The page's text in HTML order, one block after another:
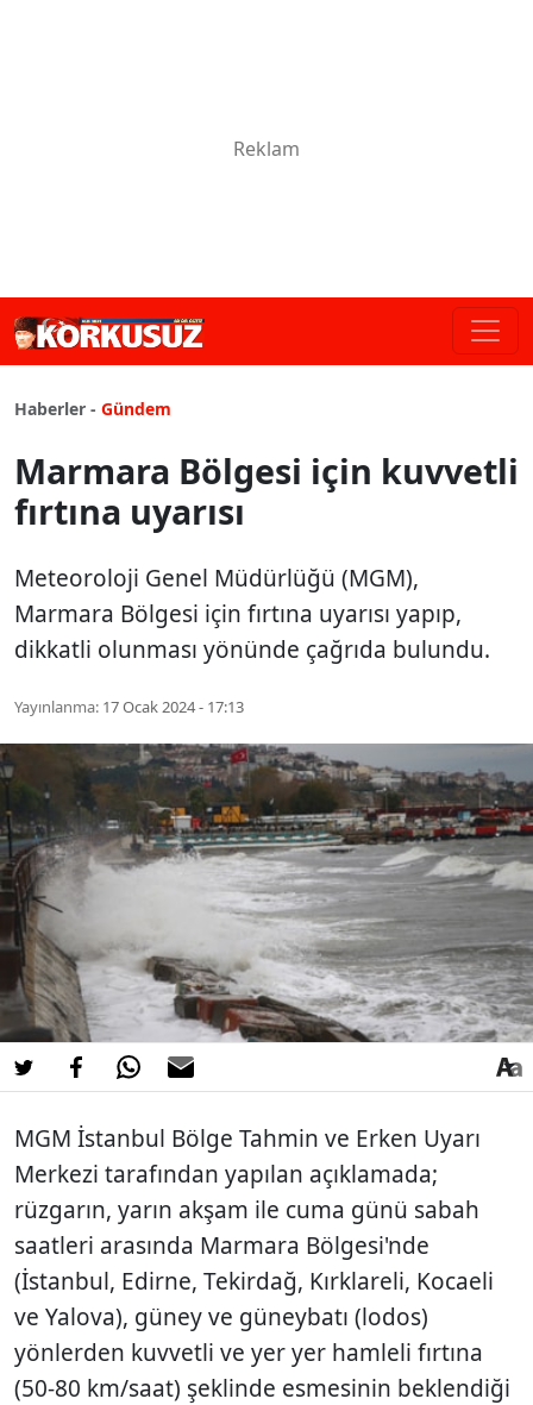
Haberler - Gündem
Marmara Bölgesi için kuvvetli
fırtına uyarısı
Meteoroloji Genel Müdürlüğü (MGM),
Marmara Bölgesi için fırtına uyarısı yapıp,
dikkatli olunması yönünde çağrıda bulundu.
Yayınlanma: 17 Ocak 2024 - 17:13
MGM İstanbul Bölge Tahmin ve Erken Uyarı
Merkezi tarafından yapılan açıklamada;
rüzgarın, yarın akşam ile cuma günü sabah
saatleri arasında Marmara Bölgesi'nde
(İstanbul, Edirne, Tekirdağ, Kırklareli, Kocaeli
ve Yalova), güney ve güneybatı (lodos)
yönlerden kuvvetli ve yer yer hamleli fırtına
(50-80 km/saat) şeklinde esmesinin beklendiği